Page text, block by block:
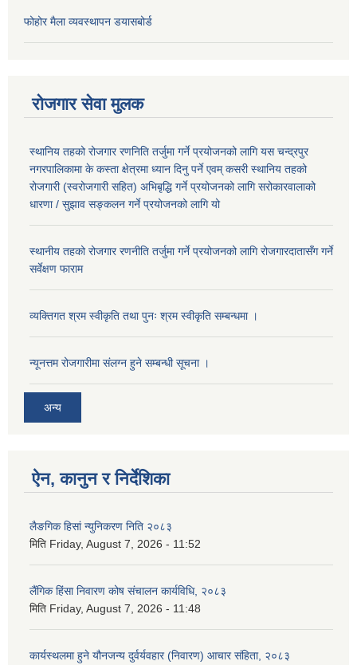
फोहोर मैला व्यवस्थापन डयासबोर्ड
रोजगार सेवा मुलक
स्थानिय तहको रोजगार रणनिति तर्जुमा गर्ने प्रयोजनको लागि यस चन्द्रपुर
नगरपालिकामा के कस्ता क्षेत्रमा ध्यान दिनु पर्ने एवम् कसरी स्थानिय तहको
रोजगारी (स्वरोजगारी सहित) अभिबृद्धि गर्ने प्रयोजनको लागि सरोकारवालाको
धारणा / सुझाव सङ्कलन गर्ने प्रयोजनको लागि यो
स्थानीय तहको रोजगार रणनीति तर्जुमा गर्ने प्रयोजनको लागि रोजगारदातासँग गर्ने
सर्वेक्षण फाराम
व्यक्तिगत श्रम स्वीकृति तथा पुनः श्रम स्वीकृति सम्बन्धमा ।
न्यूनत्तम रोजगारीमा संलग्न हुने सम्बन्धी सूचना ।
अन्य
ऐन, कानुन र निर्देशिका
लैङगिक हिसां न्युनिकरण निति २०८३
मिति Friday, August 7, 2026 - 11:52
लैंगिक हिंसा निवारण कोष संचालन कार्यविधि, २०८३
मिति Friday, August 7, 2026 - 11:48
कार्यस्थलमा हुने यौनजन्य दुर्वर्यवहार (निवारण) आचार संहिता, २०८३